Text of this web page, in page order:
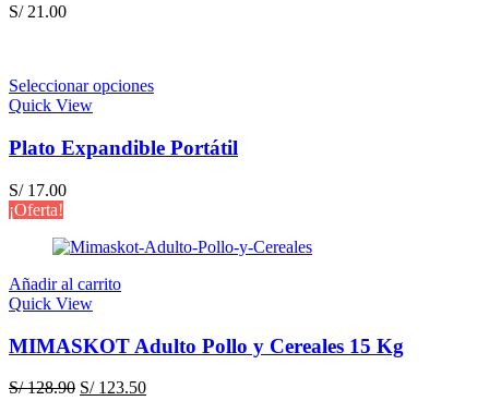
S/21.00
Seleccionar opciones
Quick View
Plato Expandible Portátil
S/17.00
¡Oferta!
Añadir al carrito
Quick View
MIMASKOT Adulto Pollo y Cereales 15 Kg
S/128.90 El
S/123.50El